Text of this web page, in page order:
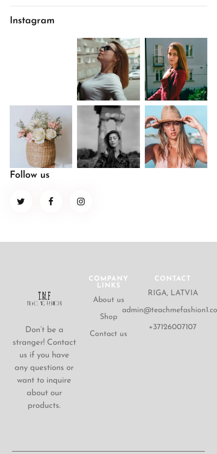
Instagram
Follow us
Don’t be a
stranger! Contact
us if you have
any questions or
want to inquire
about our
products.
COMPANY
LINKS
About us
Shop
Contact us
CONTACT
RIGA, LATVIA
+37126007107